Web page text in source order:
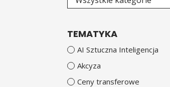
TEMATYKA
AI Sztuczna Inteligencja
Akcyza
Ceny transferowe